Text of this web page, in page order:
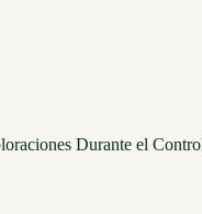
Durante el